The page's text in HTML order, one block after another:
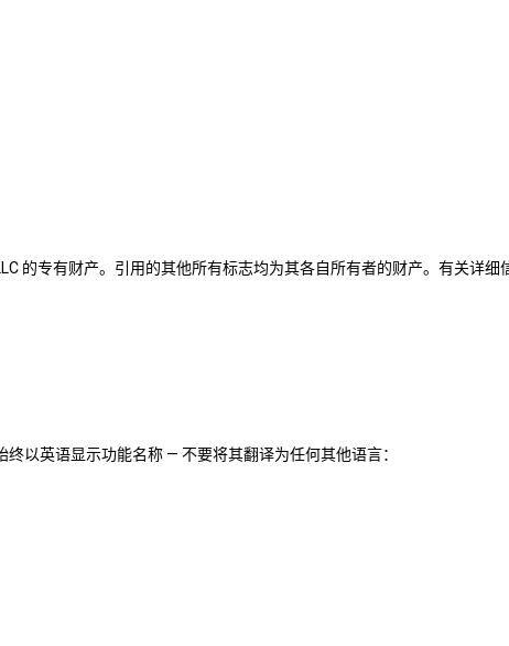
的专有财产。引用的其他所有标志均为其各自所有者的财产。有关详细
以英语显示功能名称 — 不要将其翻译为任何其他语言：